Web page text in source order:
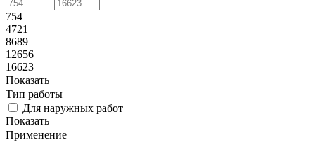
754
4721
8689
12656
16623
Показать
Тип работы
Для наружных работ
Показать
Применение